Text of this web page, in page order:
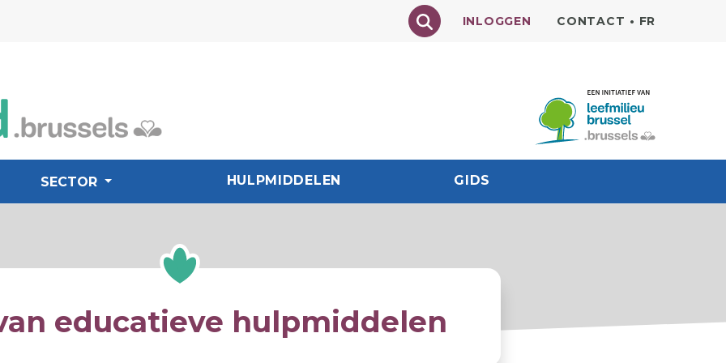
Texte à rechercher
INLOGGEN CONTACT • FR
SECTOR HULPMIDDELEN GIDS
educatieve hulpmiddelen